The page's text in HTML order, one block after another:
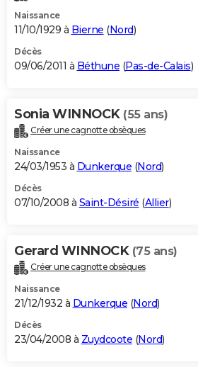
Naissance
11/10/1929 à Bierne (Nord)
Décès
09/06/2011 à Béthune (Pas-de-Calais)
Sonia WINNOCK (55 ans)
Créer une cagnotte obsèques
Naissance
24/03/1953 à Dunkerque (Nord)
Décès
07/10/2008 à Saint-Désiré (Allier)
Gerard WINNOCK (75 ans)
Créer une cagnotte obsèques
Naissance
21/12/1932 à Dunkerque (Nord)
Décès
23/04/2008 à Zuydcoote (Nord)